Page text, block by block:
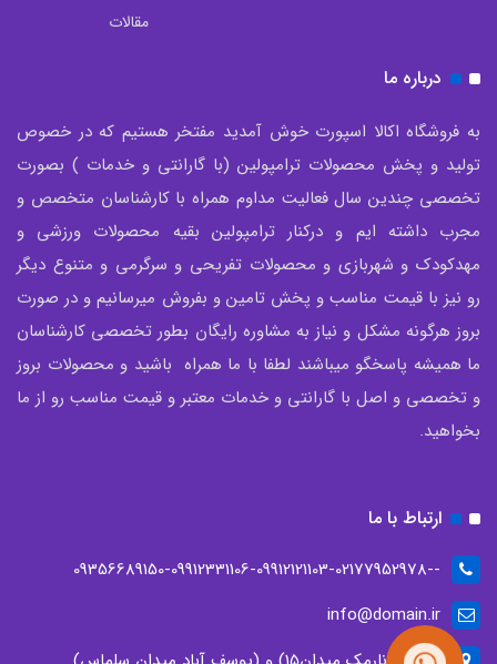
مقالات
درباره ما
به فروشگاه اکالا اسپورت خوش آمدید مفتخر هستیم که در خصوص
تولید و پخش محصولات ترامپولین (با گارانتی و خدمات ) بصورت
تخصصی چندین سال فعالیت مداوم همراه با کارشناسان متخصص و
مجرب داشته ایم و درکنار ترامپولین بقیه محصولات ورزشی و
مهدکودک و شهربازی و محصولات تفریحی و سرگرمی و متنوع دیگر
رو نیز با قیمت مناسب و پخش تامین و بفروش میرسانیم و در صورت
بروز هرگونه مشکل و نیاز به مشاوره رایگان بطور تخصصی کارشناسان
ما همیشه پاسخگو میباشند لطفا با ما همراه باشید و محصولات بروز
و تخصصی و اصل با گارانتی و خدمات معتبر و قیمت مناسب رو از ما
بخواهید.
ارتباط با ما
--09356689150-09912331106-09912121103-02177952978
info@domain.ir